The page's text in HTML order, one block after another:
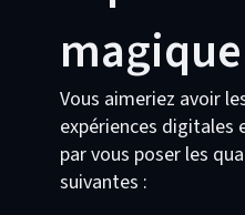
magique
Vous aimeriez avoir
expériences digitales
par vous poser les
suivantes :